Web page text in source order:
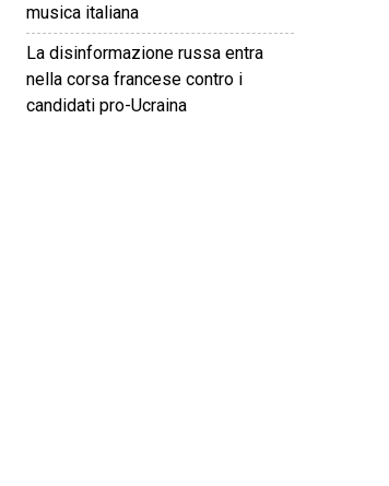
musica italiana
La disinformazione russa entra
nella corsa francese contro i
candidati pro-Ucraina